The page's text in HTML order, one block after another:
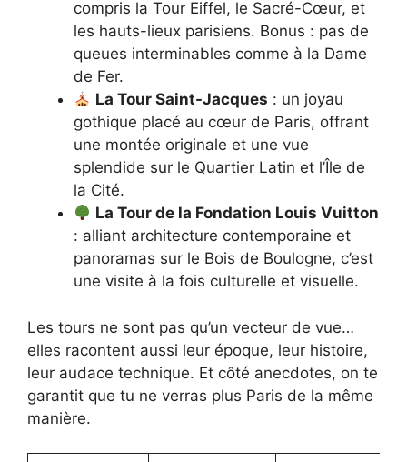
compris la Tour Eiffel, le Sacré-Cœur, et
les hauts-lieux parisiens. Bonus : pas de
queues interminables comme à la Dame
de Fer.
La Tour Saint-Jacques : un joyau
gothique placé au cœur de Paris, offrant
une montée originale et une vue
splendide sur le Quartier Latin et l’Île de
la Cité.
La Tour de la Fondation Louis Vuitton
: alliant architecture contemporaine et
panoramas sur le Bois de Boulogne, c’est
une visite à la fois culturelle et visuelle.
Les tours ne sont pas qu’un vecteur de vue…
elles racontent aussi leur époque, leur histoire,
leur audace technique. Et côté anecdotes, on te
garantit que tu ne verras plus Paris de la même
manière.